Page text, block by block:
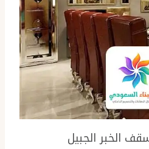
الخبر الجبيل